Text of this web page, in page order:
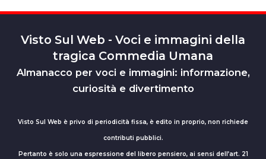
Visto Sul Web - Voci e immagini della
tragica Commedia Umana
Almanacco per voci e immagini: informazione,
curiosità e divertimento
Visto Sul Web è privo di periodicità fissa, è edito in proprio, non richiede
contributi pubblici.
Pertanto è solo una espressione del libero pensiero, ai sensi dell’art. 21